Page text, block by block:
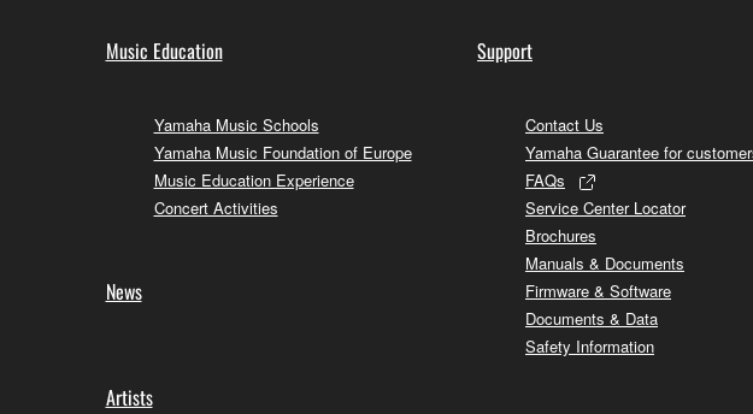
Music Education
Yamaha Music Schools
Yamaha Music Foundation of Europe
Music Education Experience
Concert Activities
News
Artists
Support
Contact Us
Yamaha Guarantee for
FAQs
Service Center Locator
Brochures
Manuals & Documents
Firmware & Software
Documents & Data
Safety Information